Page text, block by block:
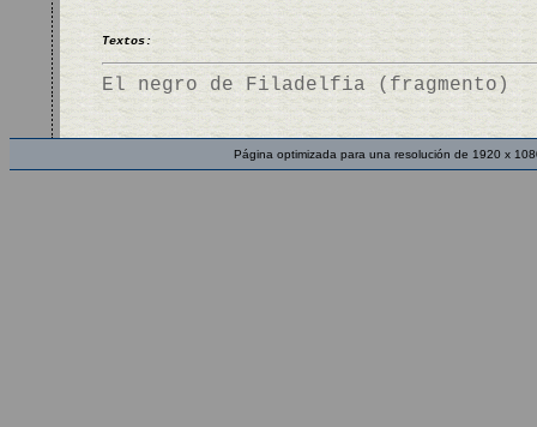
Textos:
El negro de Filadelfia (fragmento)
Página optimizada para una resolución de 1920 x